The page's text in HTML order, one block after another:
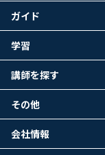
ガイド
学習
講師を探す
その他
会社情報